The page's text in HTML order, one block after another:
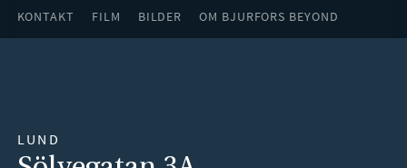
KONTAKT FILM BILDER OM BJURFORS BEYOND
LUND